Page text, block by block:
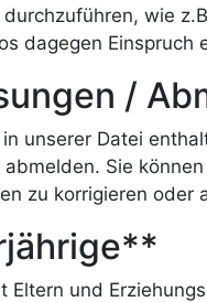
wie
dagegen Einspruch
/
unserer Datei
abmelden. Sie
zu korrigieren oder
Eltern und